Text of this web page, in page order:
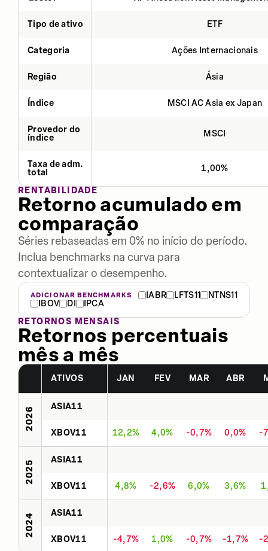
Tipo de ativo ETF
Categoria Ações Internacionais
Região Ásia
Índice MSCI AC Asia ex Japan
Provedor do
índice
MSCI
Taxa de adm.
total
1,00%
RENTABILIDADE
Retorno acumulado em
comparação
Séries rebaseadas em 0% no início do período.
Inclua benchmarks na curva para
contextualizar o desempenho.
ADICIONAR BENCHMARKS IABR LFTS11
NTNS11
IBOV
DI
IPCA
RETORNOS MENSAIS
Retornos percentuais
mês a mês
ATIVOS JAN FEV MAR ABR
2026 ASIA11
XBOV11 12,2% 4,0% -0,7% 0,0% -
2025 ASIA11
XBOV11 4,8% -2,6% 6,0% 3,6%
2024 ASIA11
XBOV11 -4,7% 1,0% -0,7% -1,7%
-